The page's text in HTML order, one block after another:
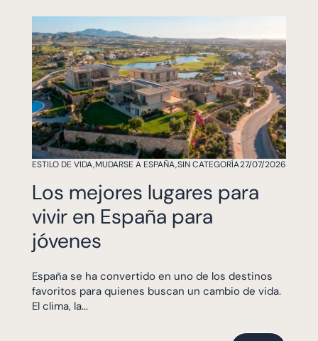
ESTILO DE VIDA,MUDARSE A ESPAÑA,SIN CATEGORÍA27/07/2026
Los mejores lugares para
vivir en España para
jóvenes
España se ha convertido en uno de los destinos
favoritos para quienes buscan un cambio de vida.
El clima, la...